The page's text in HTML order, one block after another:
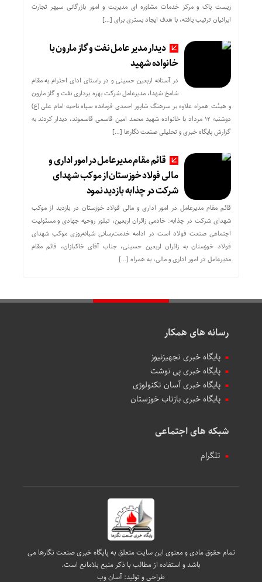
زیست پاک و مرکز خدمات مشاوره ای مدیریت و امور بازرگانی سپهر تجارت
ایرانیان ترتیب یافته، با هدف ایجاد بستری برای […]
دیدار مدیر عامل نفت و گاز مارون با
خانواده شهید
در آستانه اربعین حسینی و در راستای ادای احترام به مقام
شامخ شهدا، مدیرعامل شرکت بهره برداری نفت و گاز مارون
و هیئت همراه علاوه بر سرهنگ شاپور احمدی فرمانده سپاه ناحیه امام علی (ع)
دوشنبه ۱۲ مرداد با خانواده شهید محمد امین قاسمی قاسموند، دیدار کردند به
گزارش پایگاه خبری و تحلیلی صنعت نگارها […]
قائم مقام مدیرعامل در امور اداری و
مالی فولاد خوزستان از موکب شهدای
شرکت در چذابه بازدید نمود
قائم مقام مدیرعامل در امور اداری و مالی فولاد خوزستان در بازدید از موکب
شهدای شرکت در چذابه: خادمی زائران اربعین، تبلور روحیه جهادی و مسئولیت
اجتماعی صنعت فولاد است در ادامه خدمت‌رسانی شبانه‌روزی موکب شهدای
فولاد خوزستان به زائران اربعین حسینی، جناب آقای خاکبازان، قائم مقام
مدیرعامل در امور اداری و مالی، به همراه […]
رسانه های همکار
پایگاه خبری تجهیزنیوز
پایگاه خبری پی نوشت
پایگاه خبری آسان تکنولوژی
پایگاه خبری بازتاب خوزستان
شبکه های اجتماعی
تلگرام
تمام حقوق مادی و معنوی این سایت متعلق به پایگاه خبری صنعت نگارها می
باشد و استفاده از مطالب با ذکر منبع بلامانع است.
طراحی و تولید:آسان وب